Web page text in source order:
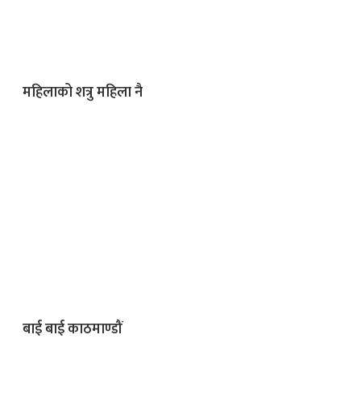
महिलाको शत्रु महिला नै
बाई बाई काठमाण्डौं